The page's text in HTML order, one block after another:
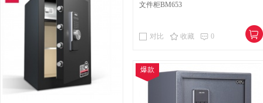
文件柜BM653
对比 收藏 0
爆款